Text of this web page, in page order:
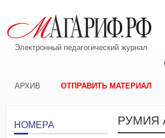
Электронный педагогический журнал
АРХИВ ОТПРАВИТЬ МАТЕРИАЛ
РУМИЯ
НОМЕРА